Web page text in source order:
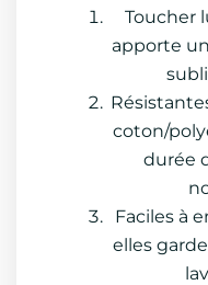
Toucher
apporte
coton/
durée
Faciles à
elles